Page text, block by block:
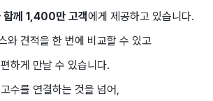
께 ​1,400만 ​고객에게 제공하고 ​있습니다.
와 ​견적을 한 번에 ​비교할 수 ​있고
하게 만날 수 있습니다.
수를 연결하는 것을 넘어,